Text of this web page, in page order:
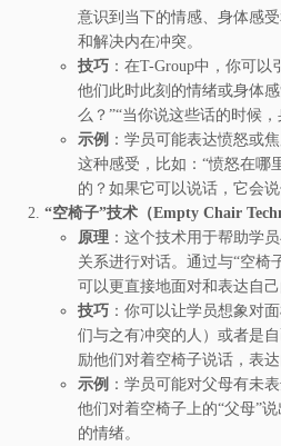
意识到当下的情感、身体感
和解决内在冲突。
技巧 ：在T-Group中，你可
他们此时此刻的情绪或身体
么？”“当你说这些话的时候
示例 ：学员可能表达愤怒或
这种感受，比如：“愤怒在哪
的？如果它可以说话，它会
“空椅子”技术（Empty Chair
原理 ：这个技术用于帮助学
关系进行对话。通过与“空椅
可以更直接地面对和表达自己
技巧 ：你可以让学员想象对
们与之有冲突的人）或者是
励他们对着空椅子说话，表达
示例 ：学员可能对父母有未
他们对着空椅子上的“父母”
的情绪。